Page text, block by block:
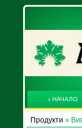
НАЧАЛО
Продукти »